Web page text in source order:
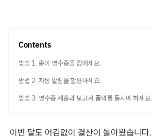
Contents
방법 1. 종이 영수증을 없애세요.
방법 2. 자동 알림을 활용하세요.
방법 3. 영수증 제출과 보고서 품의를 동시에 하세요.
이번 달도 어김없이 결산이 돌아왔습니다.